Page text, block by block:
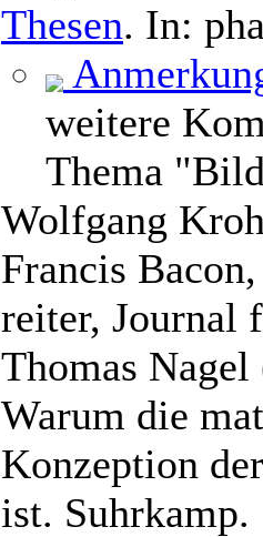
Thesen. In:
weitere
Thema
Wolfgang
Francis
reiter, Journal
Thomas
Warum die
Konzeption
ist. Suhrkamp.